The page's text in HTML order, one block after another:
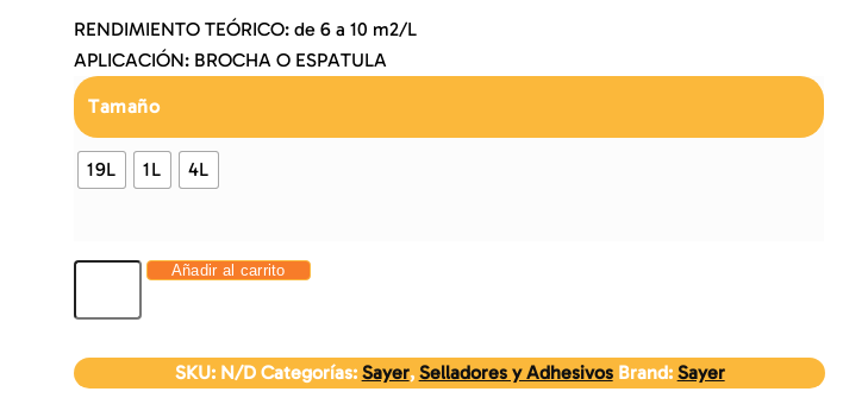
RENDIMIENTO TEÓRICO: de 6 a 10 m2/L
APLICACIÓN: BROCHA O ESPATULA
Tamaño
19L 1L 4L
Añadir al carrito
SKU: N/D Categorías: Sayer, Selladores y Adhesivos Brand: Sayer